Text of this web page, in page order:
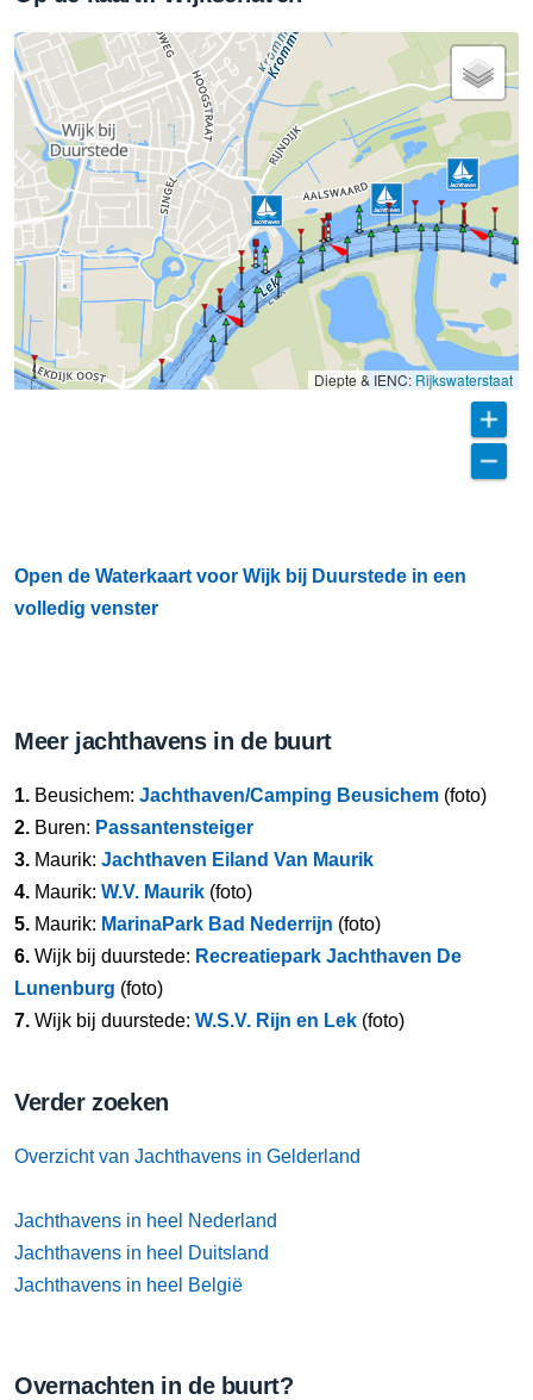
Diepte & IENC: Rijkswaterstaat
Open de Waterkaart voor Wijk bij Duurstede in een
volledig venster
Meer jachthavens in de buurt
1. Beusichem: Jachthaven/Camping Beusichem (foto)
2. Buren: Passantensteiger
3. Maurik: Jachthaven Eiland Van Maurik
4. Maurik: W.V. Maurik (foto)
5. Maurik: MarinaPark Bad Nederrijn (foto)
6. Wijk bij duurstede: Recreatiepark Jachthaven De
Lunenburg (foto)
7. Wijk bij duurstede: W.S.V. Rijn en Lek (foto)
Verder zoeken
Overzicht van Jachthavens in Gelderland
Jachthavens in heel Nederland
Jachthavens in heel Duitsland
Jachthavens in heel België
Overnachten in de buurt?